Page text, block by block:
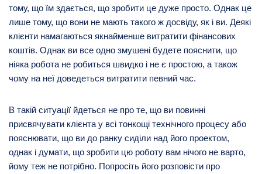
тому, що їм здається, що зробити це дуже просто. Однак це
лише тому, що вони не мають такого ж досвіду, як і ви. Деякі
клієнти намагаються якнайменше витратити фінансових
коштів. Однак ви все одно змушені будете пояснити, що
ніяка робота не робиться швидко і не є простою, а також
чому на неї доведеться витратити певний час.
В такій ситуації йдеться не про те, що ви повинні
присвячувати клієнта у всі тонкощі технічного процесу або
пояснювати, що ви до ранку сиділи над його проектом,
однак і думати, що зробити цю роботу вам нічого не варто,
йому теж не потрібно. Попросіть його розповісти про